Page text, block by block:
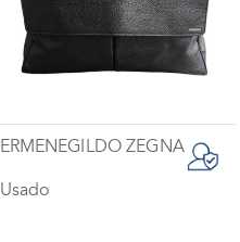
ERMENEGILDO ZEGNA
Usado